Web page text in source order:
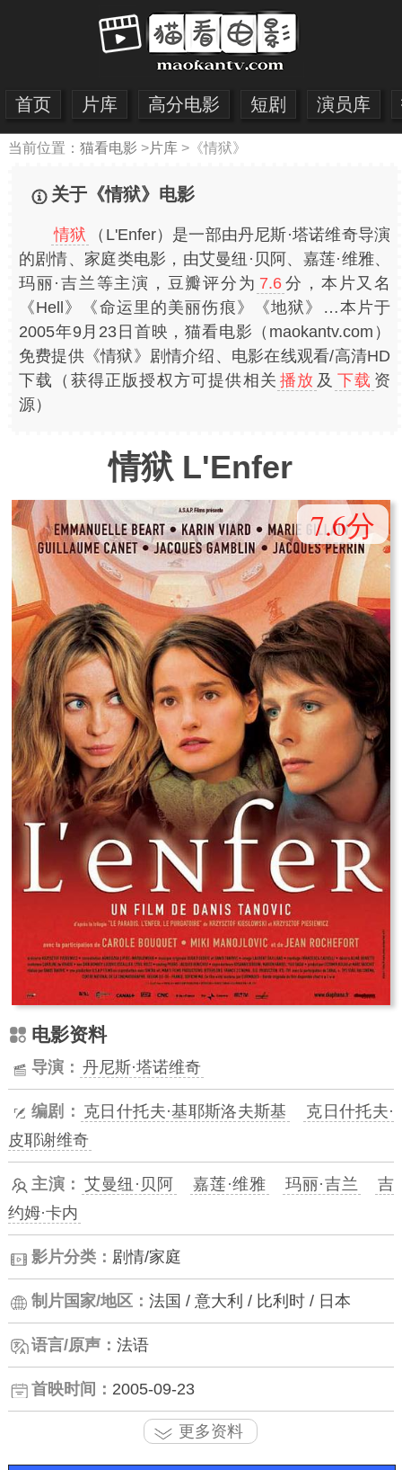
首页 片库 高分电影 短剧 演员库
当前位置： 猫看电影 >片库>《情狱》
关于《情狱》电影
情狱
（L'Enfer）是一部由丹尼斯·塔诺维奇导演
的剧情、家庭类电影，由艾曼纽·贝阿、嘉莲·维雅、
玛丽·吉兰等主演，豆瓣评分为 7.6 分，本片又名
《Hell》《命运里的美丽伤痕》《地狱》…本片于
2005年9月23日首映，猫看电影（maokantv.com）
免费提供《情狱》剧情介绍、电影在线观看/高清HD
下载（获得正版授权方可提供相关 播放 及 下载 资
源）
情狱 L'Enfer
7.6分
电影资料
导演： 丹尼斯·塔诺维奇
编剧： 克日什托夫·基耶斯洛夫斯基
克日什托夫·
皮耶谢维奇
主演： 艾曼纽·贝阿 嘉莲·维雅 玛丽·吉兰
吉
约姆·卡内
影片分类： 剧情/家庭
制片国家/地区： 法国 / 意大利 / 比利时 / 日本
语言/原声： 法语
首映时间： 2005-09-23
更多资料